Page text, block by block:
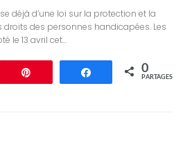
déjà d’une loi sur la protection et la
des personnes handicapées. Les
le 13 avril cet...
Partagez 0
PARTAGES